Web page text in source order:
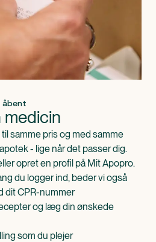
åbent
medicin
samme pris og med samme
- lige når det passer dig.
opret en profil på Mit Apopro.
du logger ind, beder vi også
dit CPR-nummer
og læg din ønskede
som du plejer